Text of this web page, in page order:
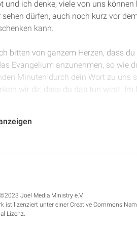
und ich denke, viele von uns
dürfen, auch noch kurz vor
kann.
bitten von ganzem Herzen, dass
Evangelium anzunehmen, so wie
Minuten durch dein Wort zu uns
wir dir, dass du das tun wirst. Im
ist, dass er für sie gesorgt hat, sie
straff, sondern eher ein heiliger
anbietet.
Joel Media Ministry e.V.
ist lizenziert unter einer Creative Commons
Lizenz.